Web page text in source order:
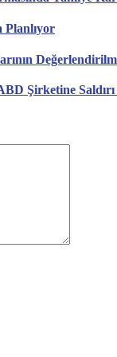
Planlıyor
Şirketine